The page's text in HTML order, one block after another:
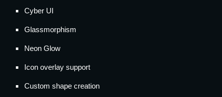
Cyber UI
Glassmorphism
Neon Glow
Icon overlay support
Custom shape creation